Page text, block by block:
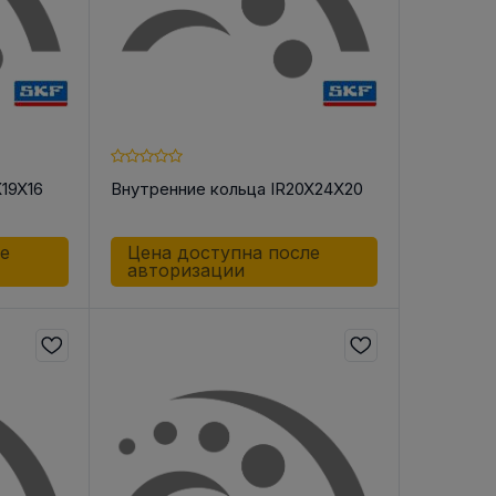
Внутренние кольца IR20X24X20
Цена доступна после
авторизации